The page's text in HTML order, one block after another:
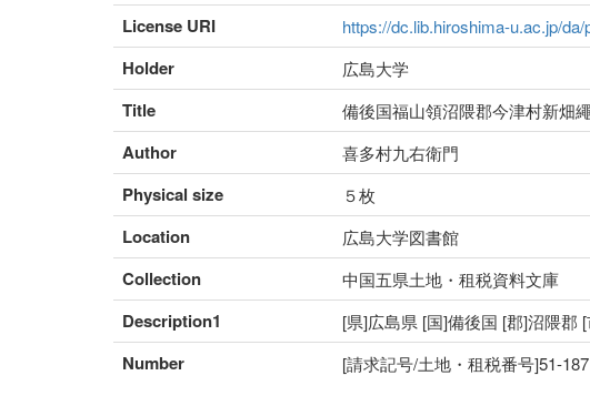
License URI https://dc.lib.hiroshima-u.ac.jp/da/
Holder 広島大学
Title 備後国福山領沼隈郡今津村新畑
Author 喜多村九右衛門
Physical size ５枚
Location 広島大学図書館
Collection 中国五県土地・租税資料文庫
Description1 [県]広島県 [国]備後国 [郡]沼隈郡
Number [請求記号/土地・租税番号]51-